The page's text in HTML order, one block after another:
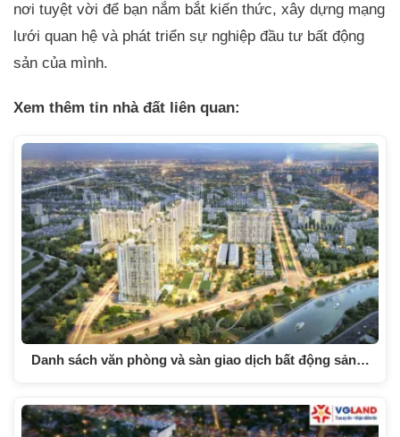
nơi tuyệt vời để bạn nắm bắt kiến thức, xây dựng mạng
lưới quan hệ và phát triển sự nghiệp đầu tư bất động
sản của mình.
Xem thêm tin nhà đất liên quan:
Danh sách văn phòng và sàn giao dịch bất động sản…